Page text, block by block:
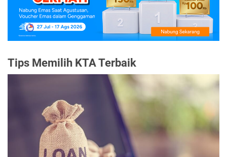
Tips Memilih KTA Terbaik